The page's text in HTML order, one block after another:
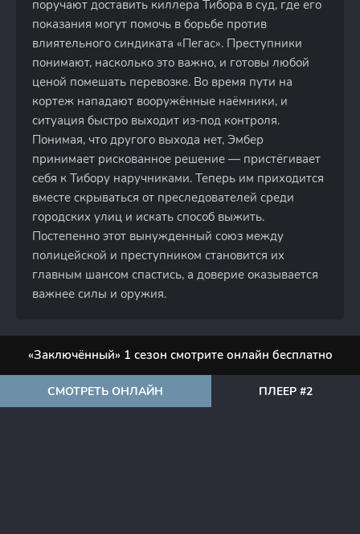
поручают доставить киллера Тибора в суд, где его
показания могут помочь в борьбе против
влиятельного синдиката «Пегас». Преступники
понимают, насколько это важно, и готовы любой
ценой помешать перевозке. Во время пути на
кортеж нападают вооружённые наёмники, и
ситуация быстро выходит из-под контроля.
Понимая, что другого выхода нет, Эмбер
принимает рискованное решение — пристёгивает
себя к Тибору наручниками. Теперь им приходится
вместе скрываться от преследователей среди
городских улиц и искать способ выжить.
Постепенно этот вынужденный союз между
полицейской и преступником становится их
главным шансом спастись, а доверие оказывается
важнее силы и оружия.
«Заключённый» 1 сезон смотрите онлайн бесплатно
СМОТРЕТЬ ОНЛАЙН ПЛЕЕР #2